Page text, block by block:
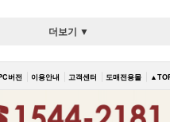
더보기 ▼
버전 이용안내 고객센터 도매전용몰